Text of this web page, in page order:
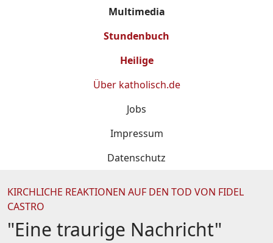
Multimedia
Stundenbuch
Heilige
Über katholisch.de
Jobs
Impressum
Datenschutz
KIRCHLICHE REAKTIONEN AUF DEN TOD VON FIDEL
CASTRO
"Eine traurige Nachricht"